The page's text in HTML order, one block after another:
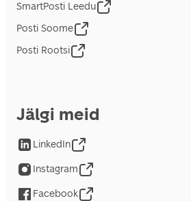
SmartPosti Leedu
Posti Soome
Posti Rootsi
Jälgi meid
LinkedIn
Instagram
Facebook